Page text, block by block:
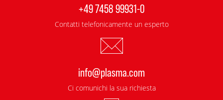
+49 7458 99931-0
Contatti telefonicamente un esperto
info@plasma.com
Ci comunichi la sua richiesta